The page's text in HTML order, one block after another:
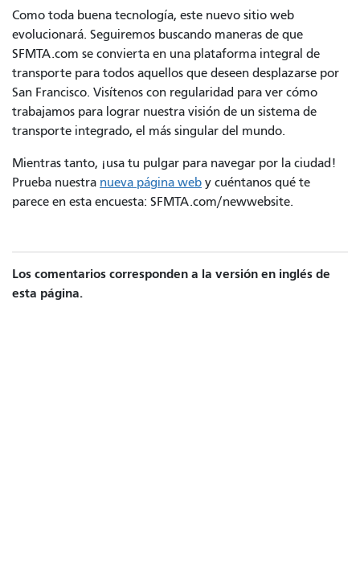
Como toda buena tecnología, este nuevo sitio web
evolucionará. Seguiremos buscando maneras de que
SFMTA.com se convierta en una plataforma integral de
transporte para todos aquellos que deseen desplazarse por
San Francisco. Visítenos con regularidad para ver cómo
trabajamos para lograr nuestra visión de un sistema de
transporte integrado, el más singular del mundo.
Mientras tanto, ¡usa tu pulgar para navegar por la ciudad!
Prueba nuestra nueva página web y cuéntanos qué te
parece en esta encuesta: SFMTA.com/newwebsite.
Los comentarios corresponden a la versión en inglés de
esta página.